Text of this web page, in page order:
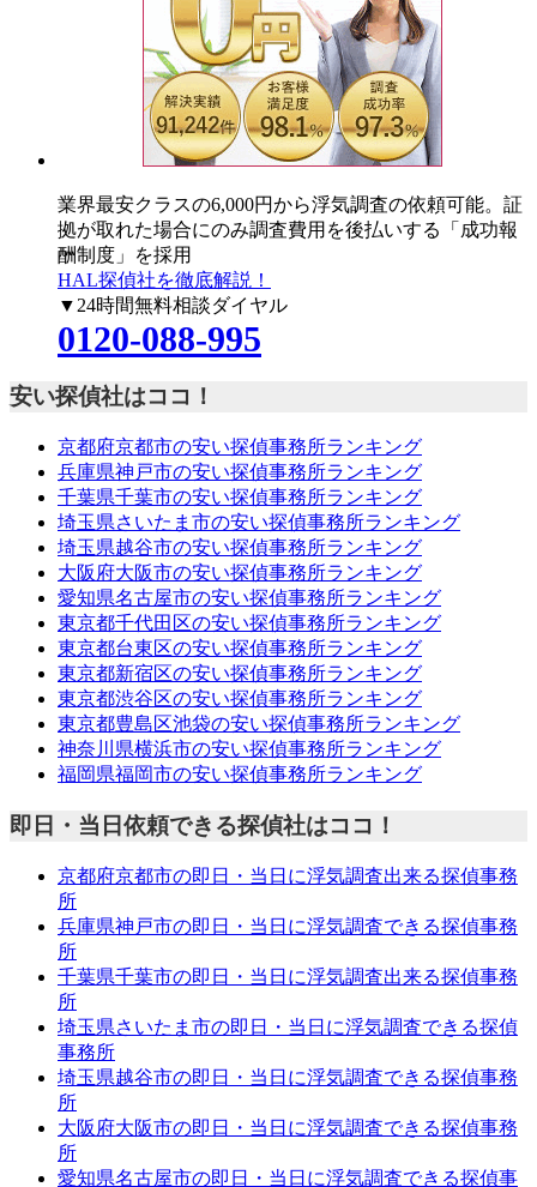
業界最安クラスの6,000円から浮気調査の依頼可能。証
拠が取れた場合にのみ調査費用を後払いする「成功報
酬制度」を採用
HAL探偵社を徹底解説！
▼24時間無料相談ダイヤル
0120-088-995
安い探偵社はココ！
京都府京都市の安い探偵事務所ランキング
兵庫県神戸市の安い探偵事務所ランキング
千葉県千葉市の安い探偵事務所ランキング
埼玉県さいたま市の安い探偵事務所ランキング
埼玉県越谷市の安い探偵事務所ランキング
大阪府大阪市の安い探偵事務所ランキング
愛知県名古屋市の安い探偵事務所ランキング
東京都千代田区の安い探偵事務所ランキング
東京都台東区の安い探偵事務所ランキング
東京都新宿区の安い探偵事務所ランキング
東京都渋谷区の安い探偵事務所ランキング
東京都豊島区池袋の安い探偵事務所ランキング
神奈川県横浜市の安い探偵事務所ランキング
福岡県福岡市の安い探偵事務所ランキング
即日・当日依頼できる探偵社はココ！
京都府京都市の即日・当日に浮気調査出来る探偵事務
所
兵庫県神戸市の即日・当日に浮気調査できる探偵事務
所
千葉県千葉市の即日・当日に浮気調査出来る探偵事務
所
埼玉県さいたま市の即日・当日に浮気調査できる探偵
事務所
埼玉県越谷市の即日・当日に浮気調査できる探偵事務
所
大阪府大阪市の即日・当日に浮気調査できる探偵事務
所
愛知県名古屋市の即日・当日に浮気調査できる探偵事